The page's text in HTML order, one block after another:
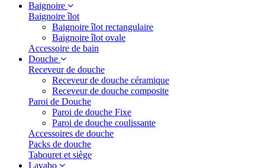
Baignoire
Baignoire îlot
Baignoire îlot rectangulaire
Baignoire îlot ovale
Accessoire de bain
Douche
Receveur de douche
Receveur de douche céramique
Receveur de douche composite
Paroi de Douche
Paroi de douche Fixe
Paroi de douche coulissante
Accessoires de douche
Packs de douche
Tabouret et siège
Lavabo